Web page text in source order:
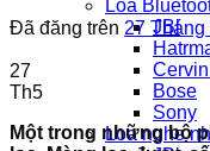
Loa
JBl
Bose
Sony
Loa nghe
Đã đăng trên 27 Tháng
27
Th5
Một trong những bộ